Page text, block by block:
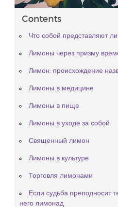
Contents
Что собой представляют
Лимоны через призму
Лимон: происхождение
Лимоны в медицине
Лимоны в пище
Лимоны в уходе за собой
Священный лимон
Лимоны в культуре
Торговля лимонами
Если судьба преподносит
него лимонад